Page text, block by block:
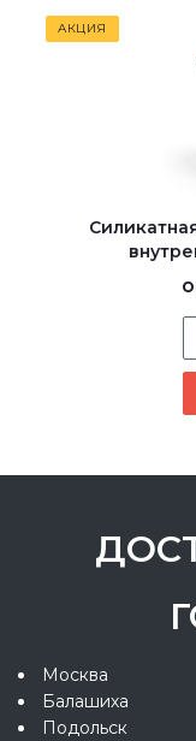
АКЦИЯ
Москва
Балашиха
Подольск